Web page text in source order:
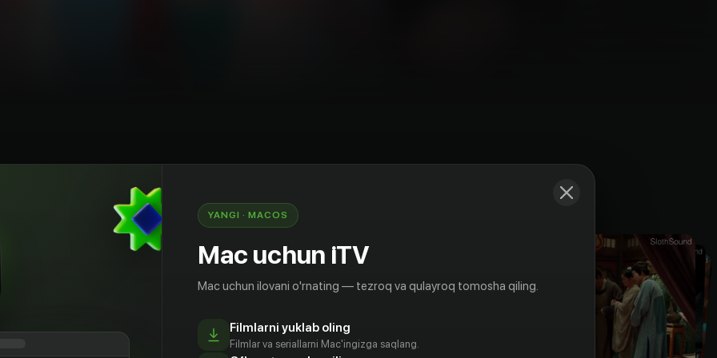
предана наследному принцу Ли Е, но по
«козлом отпущения». На грани жизни и
Чжан Сяо Мэй. Чжоу Цин Чжу и Чжан Сяо Мэй
крышей и постепенно проникаться друг
но однажды Ли Е вынуждает Чжоу Цин Чжу
Мэя одну очень ценную вещицу. Между Чжан
Чжу встают семейные распри и вражда,
YANGI · MACOS
Mac uchun iTV
Mac uchun ilovani o'rnating — tezroq va qulayroq tomosha qiling.
Filmlarni yuklab oling
Filmlar va seriallarni Mac'ingizga saqlang.